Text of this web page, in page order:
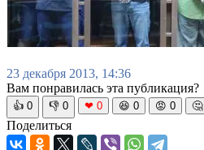
23 декабря 2013, 14:36
Вам понравилась эта публикация?
👍 0 👎 0 ❤ 0 😆 0 😡 0 🤔
Поделиться